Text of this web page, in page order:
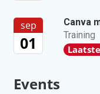
sep
01
Canva
Training
Events